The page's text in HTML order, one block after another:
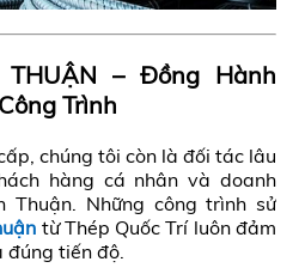
THUẬN – Đồng Hành
Trình
chúng tôi còn là đối tác lâu
hàng cá nhân và doanh
Thuận. Những công trình sử
từ Thép Quốc Trí luôn đảm
tiến độ.